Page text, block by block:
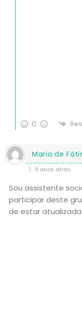
0
Maria de
9 anos atrás
Sou assistente
participar deste
de estar